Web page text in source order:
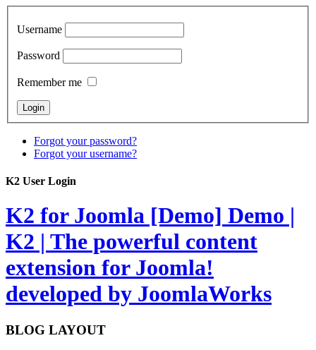
Username
Password
Remember me
Forgot your password?
Forgot your username?
K2 User Login
K2 for Joomla [Demo] Demo |
K2 | The powerful content
extension for Joomla!
developed by JoomlaWorks
BLOG LAYOUT